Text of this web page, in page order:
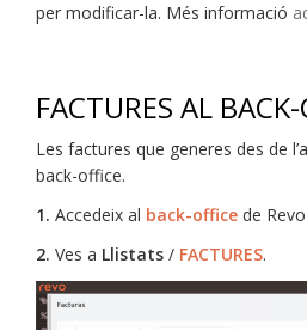
per modificar-la. Més informació
FACTURES AL BACK-
Les factures que generes des de
back-office.
1. Accedeix al back-office de
2. Ves a Llistats / FACTURES.